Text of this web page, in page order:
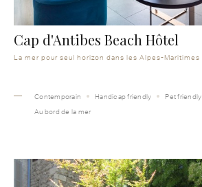
Cap d'Antibes Beach Hôtel
La mer pour seul horizon dans les Alpes-Maritimes
Contemporain Handicap friendly Pet friendly
Au bord de la mer